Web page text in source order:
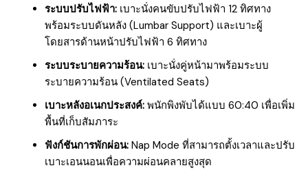
ระบบปรับไฟฟ้า: เบาะนั่งคนขับปรับไฟฟ้า 12 ทิศทาง
พร้อมระบบดันหลัง (Lumbar Support) และเบาะผู้
โดยสารด้านหน้าปรับไฟฟ้า 6 ทิศทาง
ระบบระบายความร้อน: เบาะนั่งคู่หน้ามาพร้อมระบบ
ระบายความร้อน (Ventilated Seats)
เบาะหลังอเนกประสงค์: พนักพิงพับได้แบบ 60:40 เพื่อเพิ่ม
พื้นที่เก็บสัมภาระ
ฟังก์ชันการพักผ่อน: Nap Mode ที่สามารถตั้งเวลาและปรับ
เบาะเอนนอนเพื่อความผ่อนคลายสูงสุด